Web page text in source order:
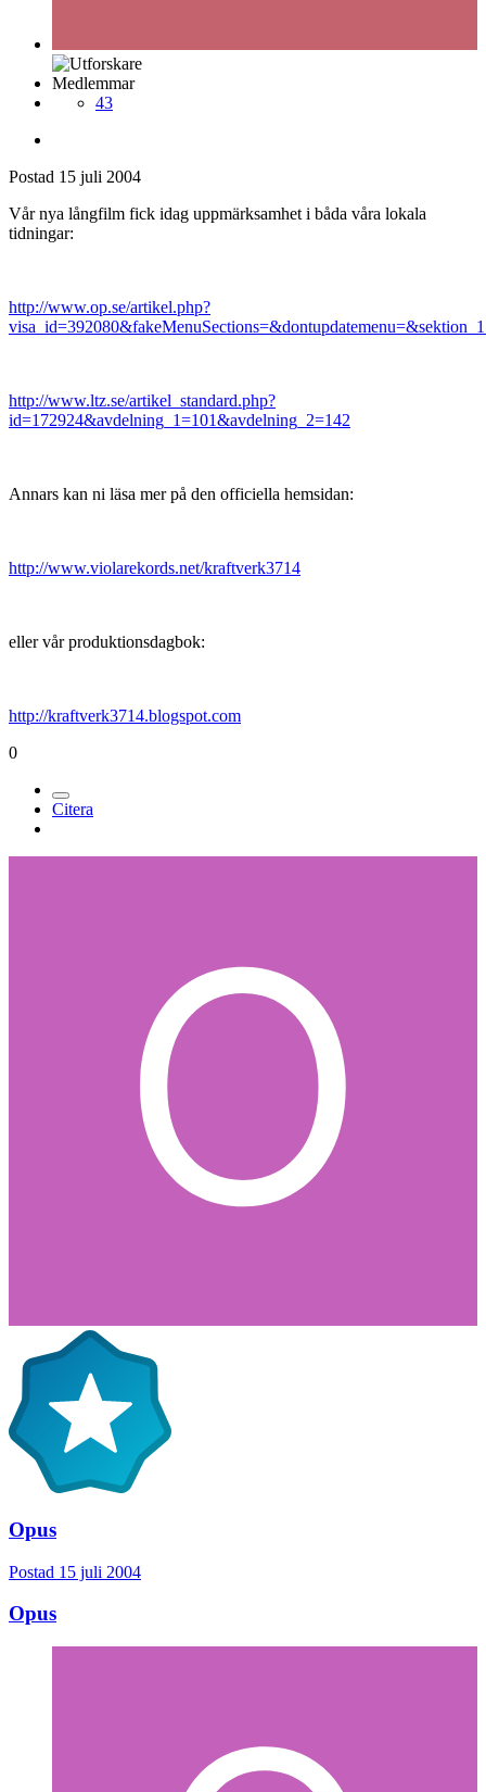
Medlemmar
43
Postad 15 juli 2004
Vår nya långfilm fick idag uppmärksamhet i båda våra lokala
tidningar:
http://www.op.se/artikel.php?
http://www.ltz.se/artikel_standard.php?
id=172924&avdelning_1=101&avdelning_2=142
Annars kan ni läsa mer på den officiella hemsidan:
http://www.violarekords.net/kraftverk3714
eller vår produktionsdagbok:
http://kraftverk3714.blogspot.com
0
Citera
Opus
Postad 15 juli 2004
Opus